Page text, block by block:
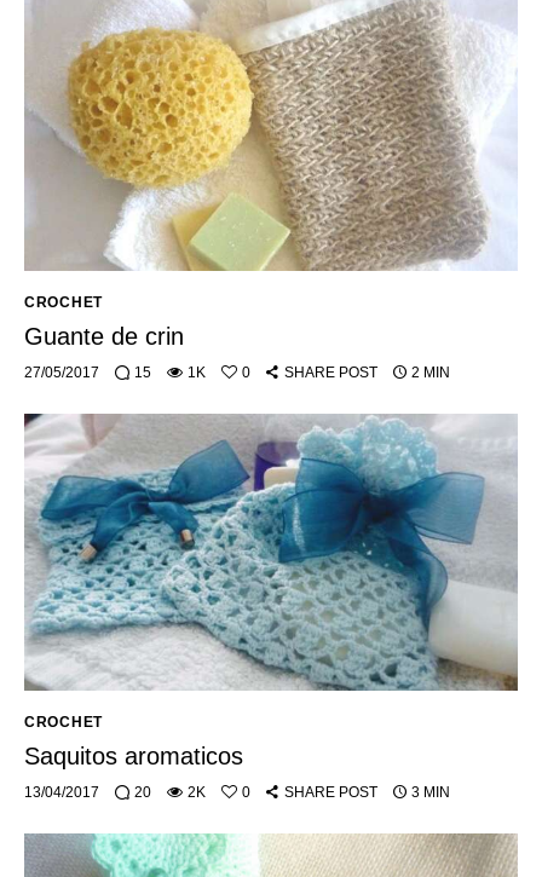
CROCHET
Guante de crin
27/05/2017 15 1K 0 SHARE POST 2 MIN
CROCHET
Saquitos aromaticos
13/04/2017 20 2K 0 SHARE POST 3 MIN